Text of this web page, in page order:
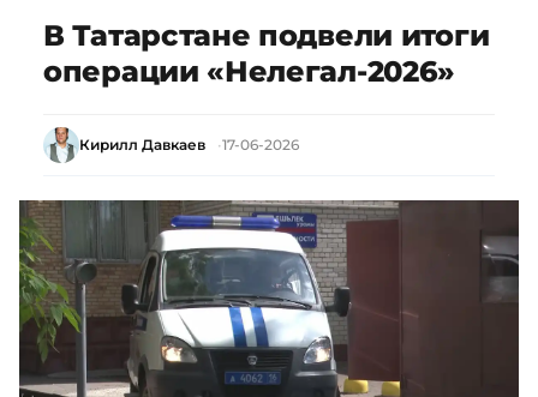
В Татарстане подвели итоги
операции «Нелегал-2026»
Кирилл Давкаев 17-06-2026